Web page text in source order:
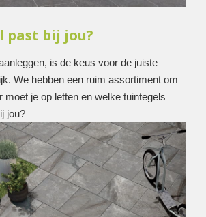
past bij jou?
is de keus voor de juiste
We hebben een ruim assortiment om
moet je op letten en welke tuintegels
jou?